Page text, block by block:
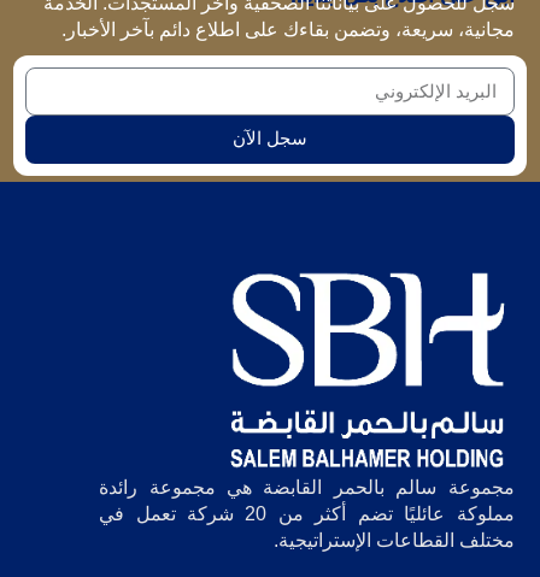
مجانية، سريعة، وتضمن بقاءك على اطلاع دائم بآخر الأخبار.
سجل الآن
مجموعة سالم بالحمر القابضة هي مجموعة رائدة
مملوكة عائليًا تضم أكثر من 20 شركة تعمل في
مختلف القطاعات الإستراتيجية.